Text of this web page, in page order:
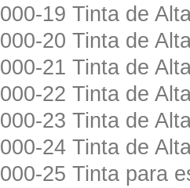
000-19 Tinta de
000-20 Tinta de
000-21 Tinta de
000-22 Tinta de
000-23 Tinta de
000-24 Tinta de
000-25 Tinta para